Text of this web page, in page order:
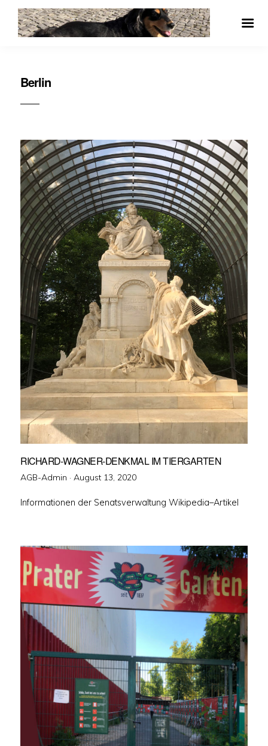
Berlin
RICHARD-WAGNER-DENKMAL IM TIERGARTEN
AGB-Admin · Veröffentlicht
August 13, 2020
Informationen der Senatsverwaltung Wikipedia–Artikel